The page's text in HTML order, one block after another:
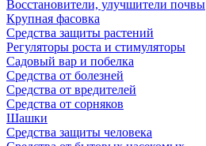
Восстановители, улучшители почвы
Крупная фасовка
Средства защиты растений
Регуляторы роста и стимуляторы
Садовый вар и побелка
Средства от болезней
Средства от вредителей
Средства от сорняков
Шашки
Средства защиты человека